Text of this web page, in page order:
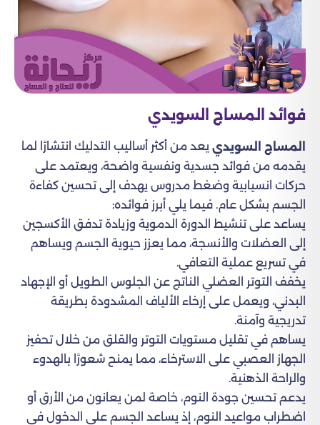
فوائد المساج السويدي
المساج السويدي يعد من أكثر أساليب التدليك انتشارًا لما
يقدمه من فوائد جسدية ونفسية واضحة، ويعتمد على
حركات انسيابية وضغط مدروس يهدف إلى تحسين كفاءة
الجسم بشكل عام. فيما يلي أبرز فوائده:
يساعد على تنشيط الدورة الدموية وزيادة تدفق الأكسجين
إلى العضلات والأنسجة، مما يعزز حيوية الجسم ويساهم
في تسريع عملية التعافي.
يخفف التوتر العضلي الناتج عن الجلوس الطويل أو الإجهاد
البدني، ويعمل على إرخاء الألياف المشدودة بطريقة
تدريجية وآمنة.
يساهم في تقليل مستويات التوتر والقلق من خلال تحفيز
الجهاز العصبي على الاسترخاء، مما يمنح شعورًا بالهدوء
والراحة الذهنية.
يدعم تحسين جودة النوم، خاصة لمن يعانون من الأرق أو
اضطراب مواعيد النوم، إذ يساعد الجسم على الدخول في